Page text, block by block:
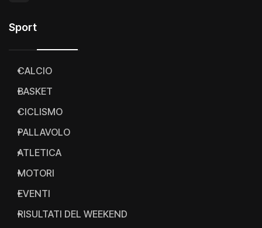
Sport
CALCIO
BASKET
CICLISMO
PALLAVOLO
ATLETICA
MOTORI
EVENTI
RISULTATI DEL WEEKEND